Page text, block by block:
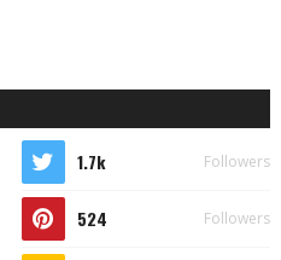
1.7k Followers
524 Followers